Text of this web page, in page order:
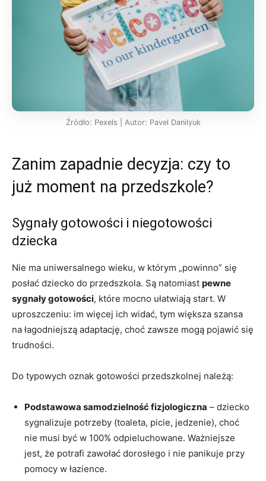
Źródło: Pexels | Autor: Pavel Danilyuk
Zanim zapadnie decyzja: czy to
już moment na przedszkole?
Sygnały gotowości i niegotowości
dziecka
Nie ma uniwersalnego wieku, w którym „powinno” się
posłać dziecko do przedszkola. Są natomiast pewne
sygnały gotowości, które mocno ułatwiają start. W
uproszczeniu: im więcej ich widać, tym większa szansa
na łagodniejszą adaptację, choć zawsze mogą pojawić się
trudności.
Do typowych oznak gotowości przedszkolnej należą:
Podstawowa samodzielność fizjologiczna – dziecko
sygnalizuje potrzeby (toaleta, picie, jedzenie), choć
nie musi być w 100% odpieluchowane. Ważniejsze
jest, że potrafi zawołać dorosłego i nie panikuje przy
pomocy w łazience.